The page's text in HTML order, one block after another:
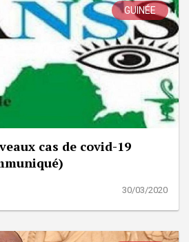
GUINÉE
cas de covid-19
30/03/2020